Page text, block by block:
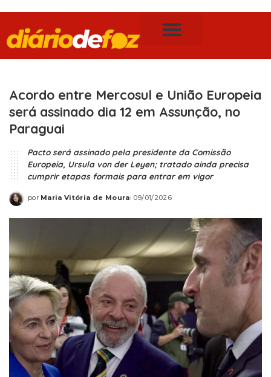
Acordo entre Mercosul e União Europeia
será assinado dia 12 em Assunção, no
Paraguai
Pacto será assinado pela presidente da Comissão
Europeia, Ursula von der Leyen; tratado ainda precisa
cumprir etapas formais para entrar em vigor
por Maria Vitória de Moura 09/01/2026